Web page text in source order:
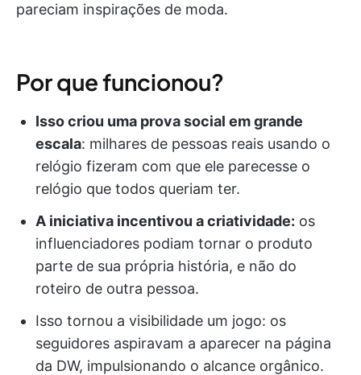
pareciam inspirações de moda.
Por que funcionou?
Isso criou uma prova social em grande
escala: milhares de pessoas reais usando o
relógio fizeram com que ele parecesse o
relógio que todos queriam ter.
A iniciativa incentivou a criatividade: os
influenciadores podiam tornar o produto
parte de sua própria história, e não do
roteiro de outra pessoa.
Isso tornou a visibilidade um jogo: os
seguidores aspiravam a aparecer na página
da DW, impulsionando o alcance orgânico.